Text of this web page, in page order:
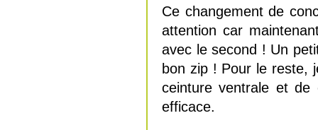
Ce changement de
attention car
avec le second ! Un
bon zip ! Pour le reste,
ceinture ventrale et de
efficace.